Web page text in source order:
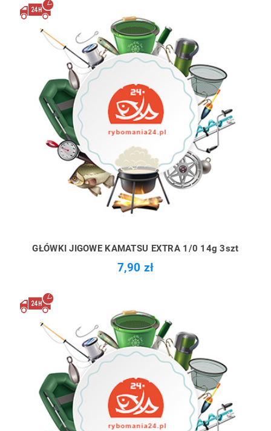
GŁÓWKI JIGOWE KAMATSU EXTRA 1/0 14g 3szt
7,90 zł